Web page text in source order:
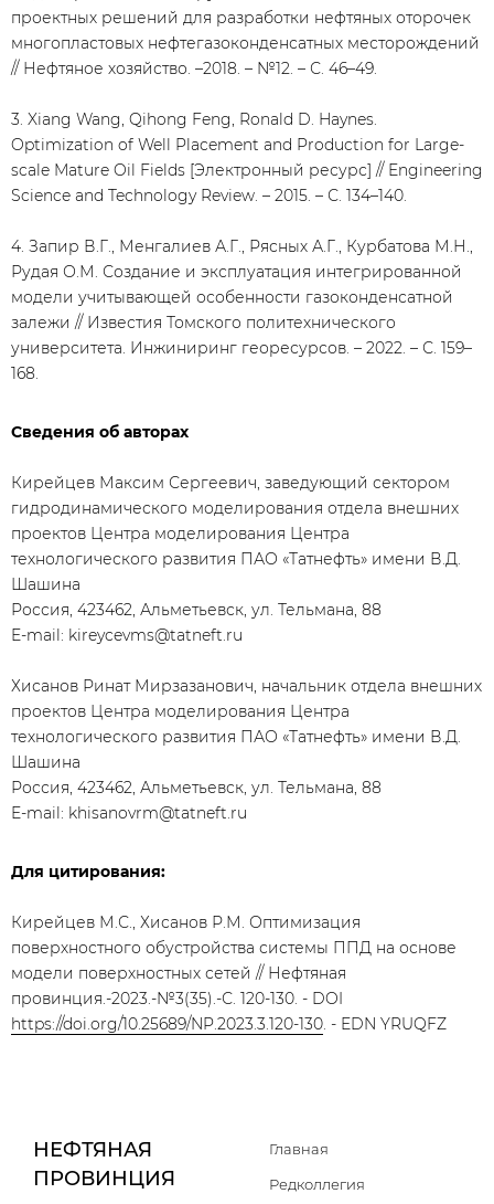
проектных решений для разработки нефтяных оторочек
многопластовых нефтегазоконденсатных месторождений
// Нефтяное хозяйство. –2018. – №12. – С. 46–49.
3. Xiang Wang, Qihong Feng, Ronald D. Haynes.
Optimization of Well Placement and Production for Large-
scale Mature Oil Fields [Электронный ресурс] // Engineering
Science and Technology Review. – 2015. – С. 134–140.
4. Запир В.Г., Менгалиев А.Г., Рясных А.Г., Курбатова М.Н.,
Рудая О.М. Создание и эксплуатация интегрированной
модели учитывающей особенности газоконденсатной
залежи // Известия Томского политехнического
университета. Инжиниринг георесурсов. – 2022. – С. 159–
168.
Сведения об авторах
Кирейцев Максим Сергеевич, заведующий сектором
гидродинамического моделирования отдела внешних
проектов Центра моделирования Центра
технологического развития ПАО «Татнефть» имени В.Д.
Шашина
Россия, 423462, Альметьевск, ул. Тельмана, 88
E-mail: kireycevms@tatneft.ru
Хисанов Ринат Мирзазанович, начальник отдела внешних
проектов Центра моделирования Центра
технологического развития ПАО «Татнефть» имени В.Д.
Шашина
Россия, 423462, Альметьевск, ул. Тельмана, 88
E-mail: khisanovrm@tatneft.ru
Для цитирования:
Кирейцев М.С., Хисанов Р.М. Оптимизация
поверхностного обустройства системы ППД на основе
модели поверхностных сетей // Нефтяная
провинция.-2023.-№3(35).-С. 120-130. - DOI
https://doi.org/10.25689/NP.2023.3.120-130. - EDN YRUQFZ
НЕФТЯНАЯ
ПРОВИНЦИЯ
Главная
Редколлегия